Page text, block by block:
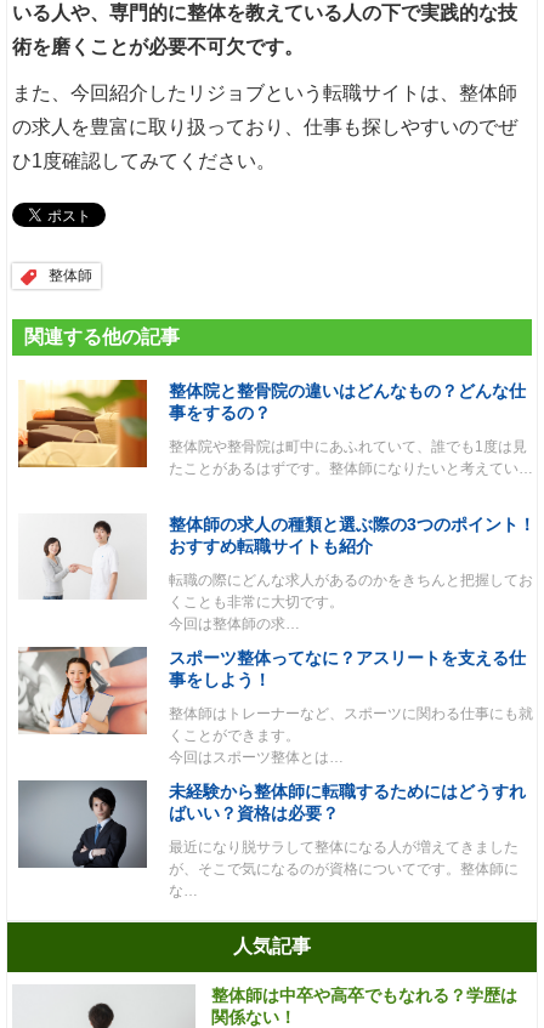
いる人や、専門的に整体を教えている人の下で実践的な技
術を磨くことが必要不可欠です。
また、今回紹介したリジョブという転職サイトは、整体師
の求人を豊富に取り扱っており、仕事も探しやすいのでぜ
ひ1度確認してみてください。
整体師
関連する他の記事
整体院と整骨院の違いはどんなもの？どんな仕
事をするの？
整体院や整骨院は町中にあふれていて、誰でも1度は見
たことがあるはずです。整体師になりたいと考えてい…
整体師の求人の種類と選ぶ際の3つのポイント！
おすすめ転職サイトも紹介
転職の際にどんな求人があるのかをきちんと把握してお
くことも非常に大切です。
今回は整体師の求…
スポーツ整体ってなに？アスリートを支える仕
事をしよう！
整体師はトレーナーなど、スポーツに関わる仕事にも就
くことができます。
今回はスポーツ整体とは…
未経験から整体師に転職するためにはどうすれ
ばいい？資格は必要？
最近になり脱サラして整体になる人が増えてきました
が、そこで気になるのが資格についてです。整体師に
な…
人気記事
整体師は中卒や高卒でもなれる？学歴は
関係ない！